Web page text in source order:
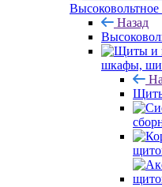
Назад
шкафы,